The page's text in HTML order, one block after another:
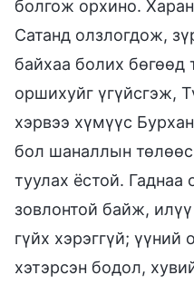
болгож орхино.
Сатанд олзлогдож,
байхаа болих бөгөөд
оршихуйг үгүйсгэж,
хэрвээ хүмүүс
бол шаналлын
туулах ёстой.
зовлонтой байж,
гүйх хэрэггүй; үүний
хэтэрсэн бодол,